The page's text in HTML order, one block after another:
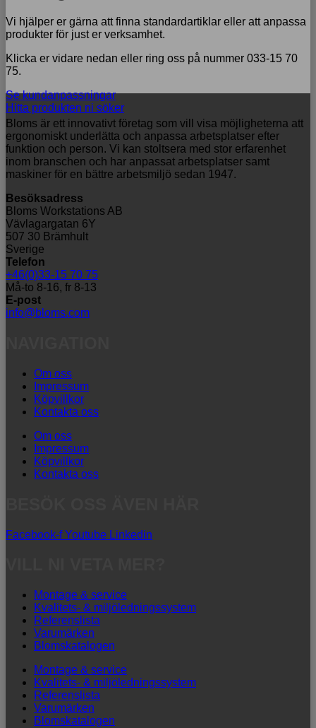
Vi hjälper er gärna att finna standardartiklar eller att anpassa
produkter för just er verksamhet.
Klicka er vidare nedan eller ring oss på nummer 033-15 70
75.
Se kundanpassningar
Hitta produkten ni söker
Bloms är ett innovativt företag som vill visa möjligheterna att
ergonomiskt underlätta och anpassa arbetsplatser efter
funktion och person. Vi kan stoltsera med stor erfarenhet
inom branschen och har anpassat arbetsplatser samt
maskiner för en bättre arbetsmiljö sedan 1947.
Besöksadress
Bloms Workstations AB
Vävlagargatan 6Y
507 30 Brämhult
Sverige
Telefon
+46(0)33-15 70 75
Må-to 8-16, fr 8-13
E-post
info@bloms.com
Om oss
Impressum
Köpvillkor
Kontakta oss
Om oss
Impressum
Köpvillkor
Kontakta oss
Facebook-f Youtube Linkedin
Montage & service
Kvalitets- & miljöledningssystem
Referenslista
Varumärken
Blomskatalogen
Montage & service
Kvalitets- & miljöledningssystem
Referenslista
Varumärken
Blomskatalogen